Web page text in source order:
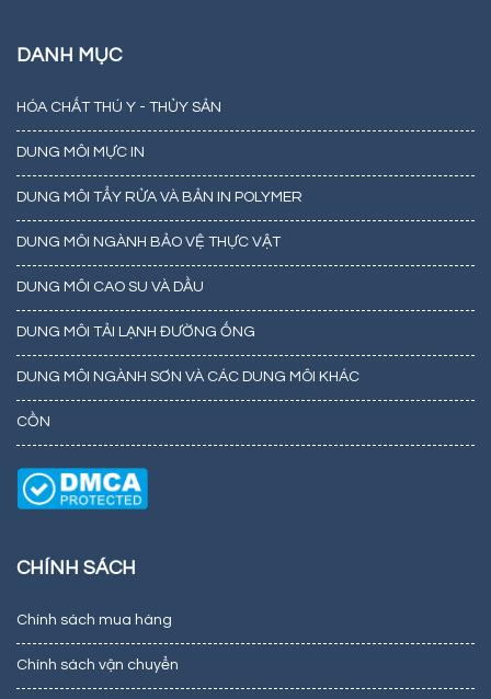
DANH MỤC
HÓA CHẤT THÚ Y - THỦY SẢN
DUNG MÔI MỰC IN
DUNG MÔI TẨY RỬA VÀ BẢN IN POLYMER
DUNG MÔI NGÀNH BẢO VỆ THỰC VẬT
DUNG MÔI CAO SU VÀ DẦU
DUNG MÔI TẢI LẠNH ĐƯỜNG ỐNG
DUNG MÔI NGÀNH SƠN VÀ CÁC DUNG MÔI KHÁC
CỒN
CHÍNH SÁCH
Chính sách mua hàng
Chính sách vận chuyển